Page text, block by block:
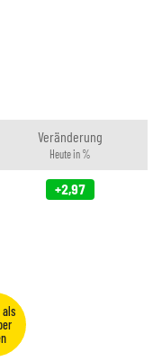
Veränderung
Heute in %
+2,97